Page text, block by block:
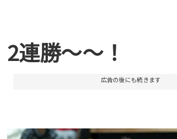
2連勝〜〜！
広告の後にも続きます